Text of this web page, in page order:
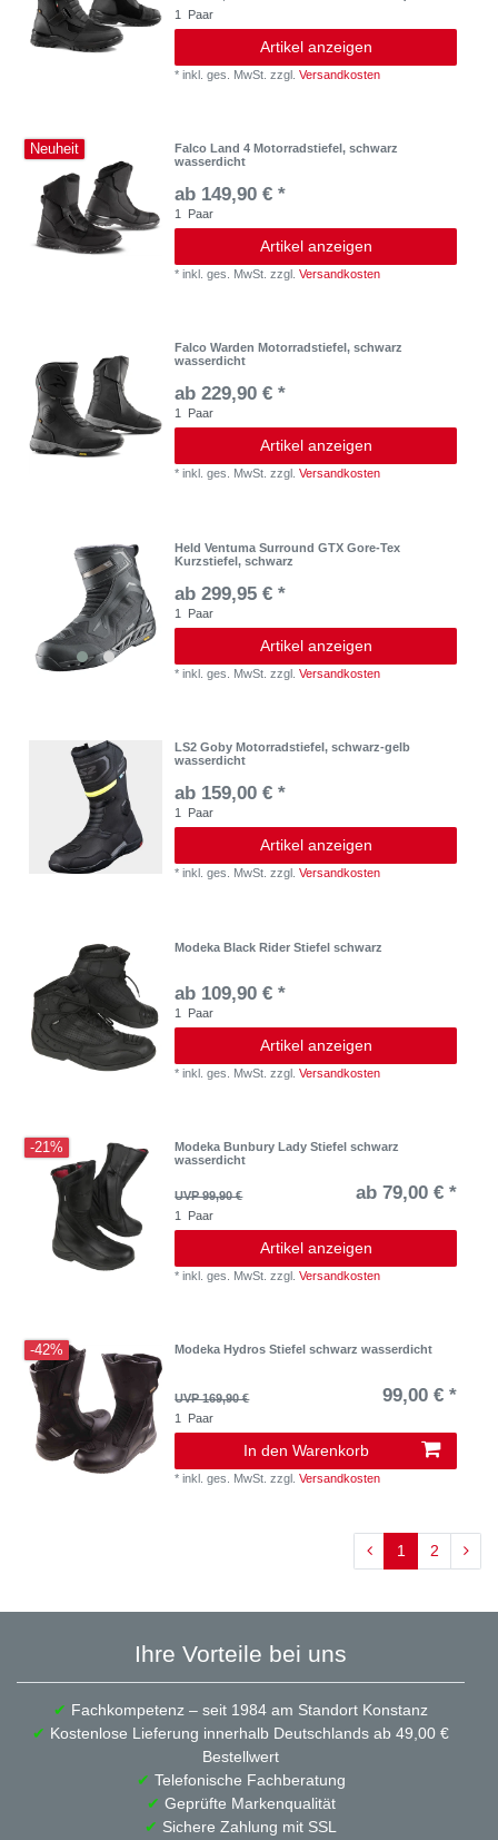
1 Paar
Artikel anzeigen
*inkl. ges. MwSt. zzgl.Versandkosten
Neuheit
Falco Land 4 Motorradstiefel, schwarz
wasserdicht
ab 149,90 € *
1 Paar
Artikel anzeigen
*inkl. ges. MwSt. zzgl.Versandkosten
Falco Warden Motorradstiefel, schwarz
wasserdicht
ab 229,90 € *
1 Paar
Artikel anzeigen
*inkl. ges. MwSt. zzgl.Versandkosten
Held Ventuma Surround GTX Gore-Tex
Kurzstiefel, schwarz
ab 299,95 € *
1 Paar
Artikel anzeigen
*inkl. ges. MwSt. zzgl.Versandkosten
LS2 Goby Motorradstiefel, schwarz-gelb
wasserdicht
ab 159,00 € *
1 Paar
Artikel anzeigen
*inkl. ges. MwSt. zzgl.Versandkosten
Modeka Black Rider Stiefel schwarz
ab 109,90 € *
1 Paar
Artikel anzeigen
*inkl. ges. MwSt. zzgl.Versandkosten
-21%
Modeka Bunbury Lady Stiefel schwarz
wasserdicht
UVP 99,90 € ab 79,00 € *
1 Paar
Artikel anzeigen
*inkl. ges. MwSt. zzgl.Versandkosten
-42% Modeka Hydros Stiefel schwarz wasserdicht
UVP 169,90 € 99,00 € *
1 Paar
In den Warenkorb
*inkl. ges. MwSt. zzgl.Versandkosten
1 2
Ihre Vorteile bei uns
✔ Fachkompetenz – seit 1984 am Standort Konstanz
✔ Kostenlose Lieferung innerhalb Deutschlands ab 49,00 €
Bestellwert
✔ Telefonische Fachberatung
✔ Geprüfte Markenqualität
✔ Sichere Zahlung mit SSL